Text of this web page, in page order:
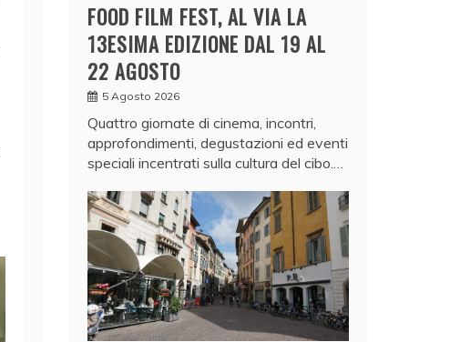
FOOD FILM FEST, AL VIA LA
13ESIMA EDIZIONE DAL 19 AL
22 AGOSTO
5 Agosto 2026
Quattro giornate di cinema, incontri,
approfondimenti, degustazioni ed eventi
speciali incentrati sulla cultura del cibo.…